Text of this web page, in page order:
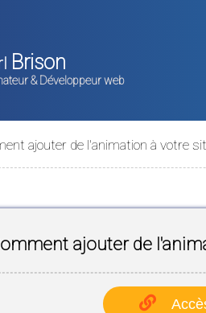
Brison
& Développeur web
ajouter de l'animation à votre
ajouter de